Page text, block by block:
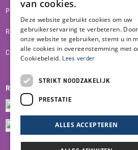
PRIVACYVERKLARING
RETOUR- EN TERUGBETALINGSBELEID
COOKIES
REVIEWMERK
van cookies.
Deze website gebruikt cookies om uw
gebruikerservaring te verbeteren. Door
onze website te gebruiken, stemt u in
alle cookies in overeenstemming met
Cookiebeleid. Lees verder
STRIKT NOODZAKELIJK
PRESTATIE
ALLES ACCEPTEREN